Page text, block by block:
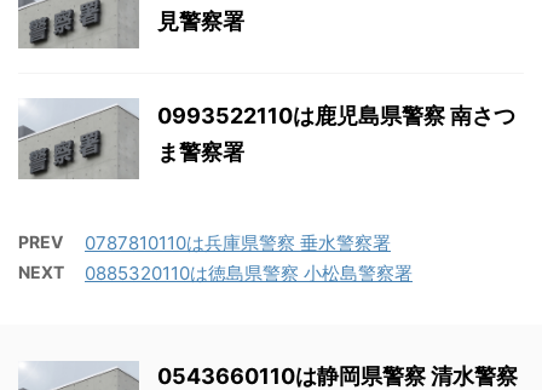
見警察署
0993522110は鹿児島県警察 南さつ
ま警察署
PREV 0787810110は兵庫県警察 垂水警察署
NEXT 0885320110は徳島県警察 小松島警察署
0543660110は静岡県警察 清水警察